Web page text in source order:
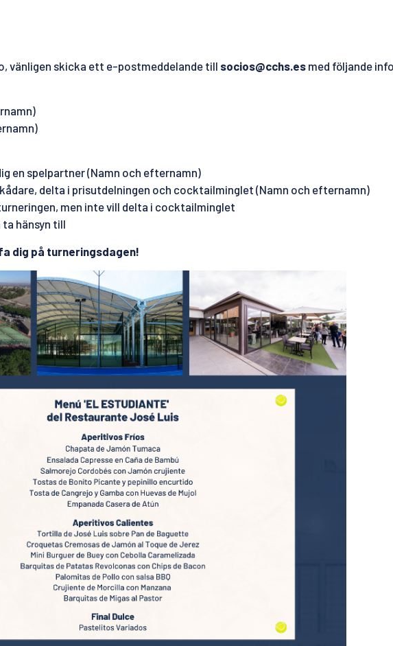
vänligen skicka ett e-postmeddelande till socios@cchs.es med följande
en spelpartner (Namn och efternamn)
delta i prisutdelningen och cocktailminglet (Namn och efternamn)
men inte vill delta i cocktailminglet
ta hänsyn till
dig på turneringsdagen!